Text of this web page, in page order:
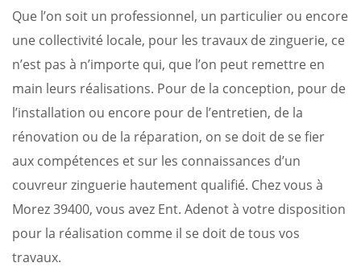
Que l’on soit un professionnel, un particulier ou encore
une collectivité locale, pour les travaux de zinguerie, ce
n’est pas à n’importe qui, que l’on peut remettre en
main leurs réalisations. Pour de la conception, pour de
l’installation ou encore pour de l’entretien, de la
rénovation ou de la réparation, on se doit de se fier
aux compétences et sur les connaissances d’un
couvreur zinguerie hautement qualifié. Chez vous à
Morez 39400, vous avez Ent. Adenot à votre disposition
pour la réalisation comme il se doit de tous vos
travaux.